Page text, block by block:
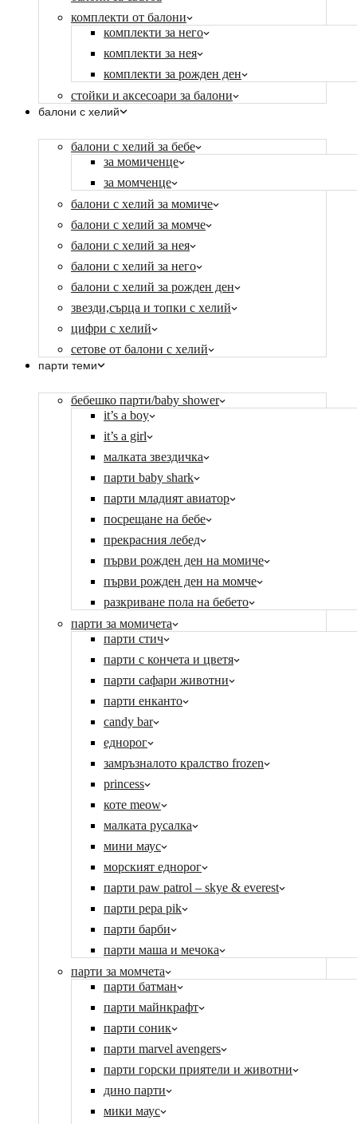
комплекти от балони
комплекти за него
комплекти за нея
комплекти за рожден ден
стойки и аксесоари за балони
балони с хелий
балони с хелий за бебе
за момиченце
за момченце
балони с хелий за момиче
балони с хелий за момче
балони с хелий за нея
балони с хелий за него
балони с хелий за рожден ден
звезди,сърца и топки с хелий
цифри с хелий
сетове от балони с хелий
парти теми
бебешко парти/baby shower
it’s a boy
it’s a girl
малката звездичка
парти baby shark
парти младият авиатор
посрещане на бебе
прекрасния лебед
първи рожден ден на момиче
първи рожден ден на момче
разкриване пола на бебето
парти за момичета
парти стич
парти с кончета и цветя
парти сафари животни
парти енканто
candy bar
eднорог
замръзналото кралство frozen
princess
коте meow
малката русалка
мини маус
морският еднорог
парти paw patrol – skye & everest
парти pepa pik
парти барби
парти маша и мечока
парти за момчета
парти батман
парти майнкрафт
парти соник
парти marvel avengers
парти горски приятели и животни
дино парти
мики маус